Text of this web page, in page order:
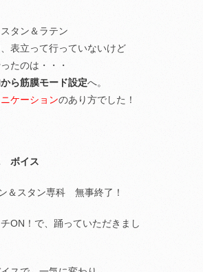
タン＆ラテン
表立って行っていないけど
たのは・・・
ら筋膜モード設定へ。
ケーションのあり方でした！
ボイス
＆スタン専科 無事終了！
ON！で、踊っていただきまし